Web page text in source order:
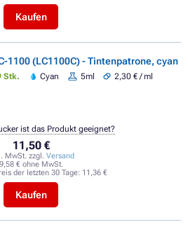
Kaufen
1100 (LC1100C) - Tintenpatrone, cyan
Stk. Cyan 5ml
2,30 € / ml
11,50 €
MwSt. zzgl. Versand
9,58 € ohne MwSt.
der letzten 30 Tage: 11,36 €
Kaufen
ist das Produkt geeignet?